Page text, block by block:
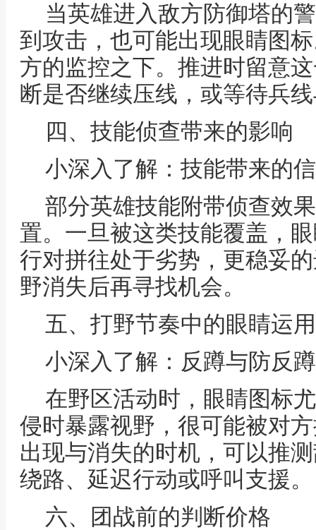
当英雄进入敌方防御塔的
到攻击，也可能出现眼睛图
方的监控之下。推进时留意
断是否继续压线，或等待兵
四、技能侦查带来的影响
小深入了解：技能带来的
部分英雄技能附带侦查效
置。一旦被这类技能覆盖，
行对拼往处于劣势，更稳妥
野消失后再寻找机会。
五、打野节奏中的眼睛运用
小深入了解：反蹲与防反
在野区活动时，眼睛图标
侵时暴露视野，很可能被对
出现与消失的时机，可以推
绕路、延迟行动或呼叫支援。
六、团战前的判断价格